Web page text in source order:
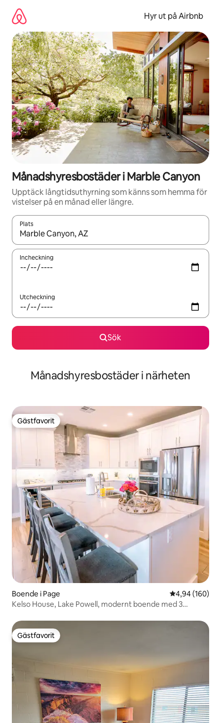
innehåll
Hyr ut på Airbnb
Månadshyresbostäder i Marble Canyon
Upptäck långtidsuthyrning som känns som hemma för
vistelser på en månad eller längre.
Plats
När resultaten är tillgängliga kan du navigera med upp- och
Incheckning
Utcheckning
Sök
Månadshyresbostäder i närheten
Gästfavorit
Gästfavorit
Boende i Page 4,94 av 5 i
4,94 (160)
Kelso House, Lake Powell, modernt boende med 3
Gästfavorit
Gästfavorit